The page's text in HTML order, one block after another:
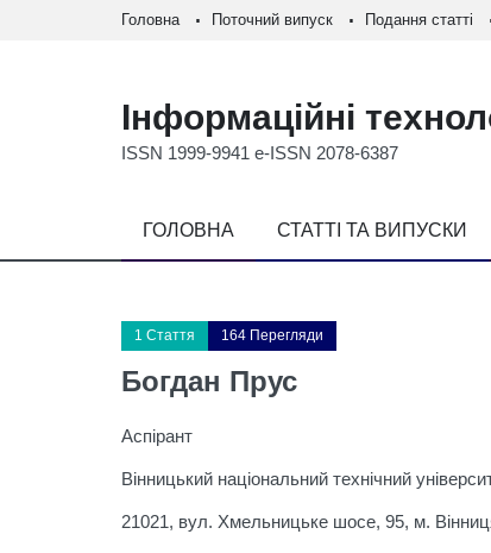
Головна Поточний випуск Подання статті
Інформаційні
ISSN 1999-9941 e-ISSN 2078-6387
ГОЛОВНА СТАТТІ ТА ВИПУСКИ
1 Стаття 164 Перегляди
Богдан Прус
Аспірант
Вінницький національний технічний
21021, вул. Хмельницьке шосе, 95, м.